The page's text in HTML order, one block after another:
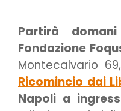
Partirà
Fondazione
Montecalvario 69,
Ricomincio dai
Napoli a